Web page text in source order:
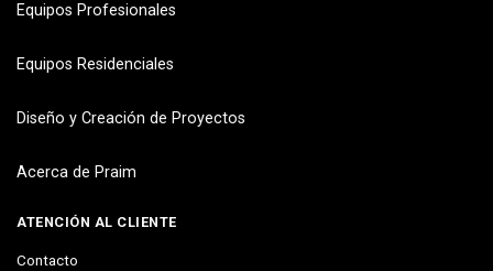
Equipos Profesionales
Equipos Residenciales
Diseño y Creación de Proyectos
Acerca de Praim
ATENCIÓN AL CLIENTE
Contacto